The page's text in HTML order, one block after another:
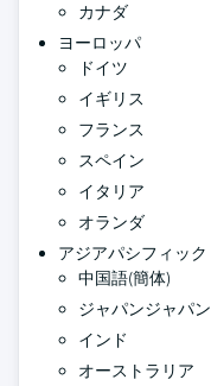
カナダ
ヨーロッパ
ドイツ
イギリス
フランス
スペイン
イタリア
オランダ
アジアパシフィック
中国語(簡体)
ジャパンジャパン
インド
オーストラリア